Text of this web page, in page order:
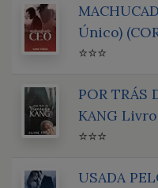
Único)
⭐⭐⭐
POR TRÁS
KANG
⭐⭐⭐
USADA